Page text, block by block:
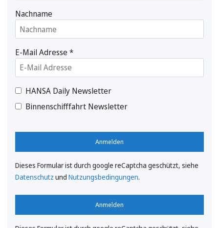
Nachname
E-Mail Adresse*
HANSA Daily Newsletter
Binnenschifffahrt Newsletter
Anmelden
Dieses Formular ist durch google reCaptcha geschützt, siehe
Datenschutz und Nutzungsbedingungen.
Anmelden